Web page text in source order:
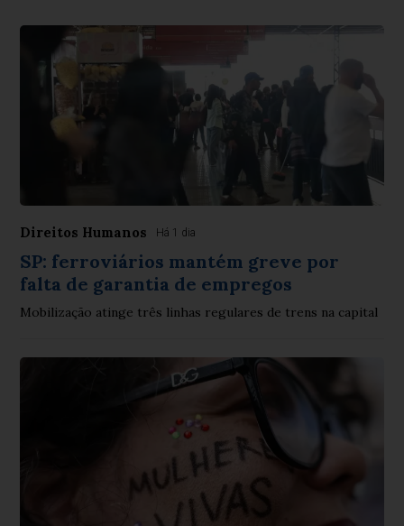
Direitos Humanos Há 1 dia
SP: ferroviários mantém greve por
falta de garantia de empregos
Mobilização atinge três linhas regulares de trens na capital